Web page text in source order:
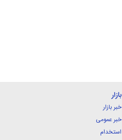
بازار
خبر بازار
خبر عمومی
استخدام